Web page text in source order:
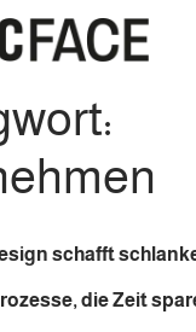
schafft
die Zeit